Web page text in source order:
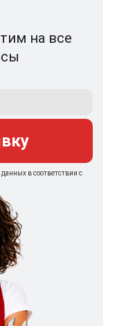
на все
в соответствии с